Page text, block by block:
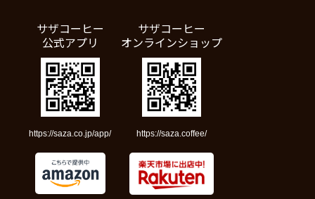
サザコーヒー
公式アプリ
https://saza.co.jp/app/
サザコーヒー
オンラインショップ
https://saza.coffee/